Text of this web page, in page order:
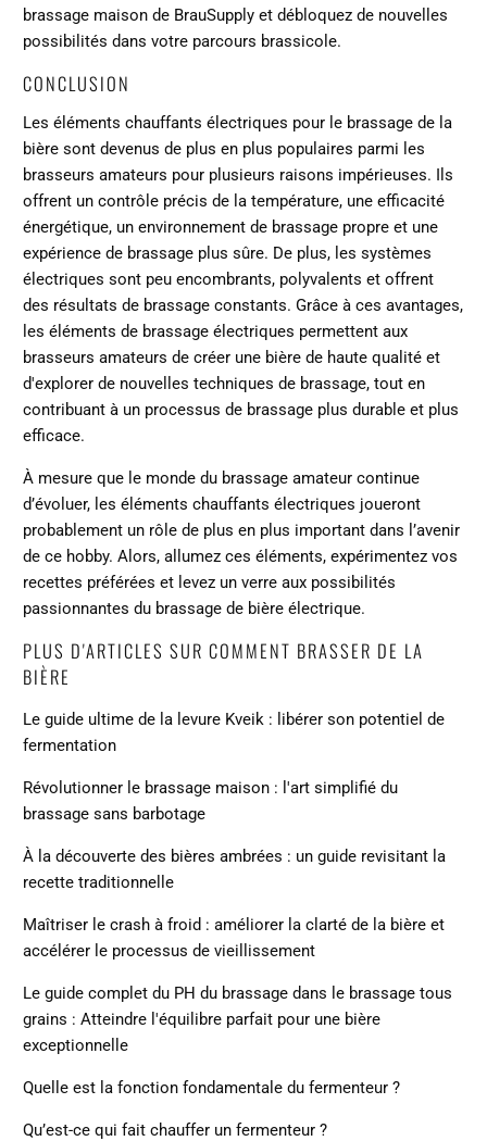
brassage maison de BrauSupply et débloquez de nouvelles
possibilités dans votre parcours brassicole.
CONCLUSION
Les éléments chauffants électriques pour le brassage de la
bière sont devenus de plus en plus populaires parmi les
brasseurs amateurs pour plusieurs raisons impérieuses. Ils
offrent un contrôle précis de la température, une efficacité
énergétique, un environnement de brassage propre et une
expérience de brassage plus sûre. De plus, les systèmes
électriques sont peu encombrants, polyvalents et offrent
des résultats de brassage constants. Grâce à ces avantages,
les éléments de brassage électriques permettent aux
brasseurs amateurs de créer une bière de haute qualité et
d'explorer de nouvelles techniques de brassage, tout en
contribuant à un processus de brassage plus durable et plus
efficace.
À mesure que le monde du brassage amateur continue
d’évoluer, les éléments chauffants électriques joueront
probablement un rôle de plus en plus important dans l’avenir
de ce hobby. Alors, allumez ces éléments, expérimentez vos
recettes préférées et levez un verre aux possibilités
passionnantes du brassage de bière électrique.
PLUS D'ARTICLES SUR COMMENT BRASSER DE LA
BIÈRE
Le guide ultime de la levure Kveik : libérer son potentiel de
fermentation
Révolutionner le brassage maison : l'art simplifié du
brassage sans barbotage
À la découverte des bières ambrées : un guide revisitant la
recette traditionnelle
Maîtriser le crash à froid : améliorer la clarté de la bière et
accélérer le processus de vieillissement
Le guide complet du PH du brassage dans le brassage tous
grains : Atteindre l'équilibre parfait pour une bière
exceptionnelle
Quelle est la fonction fondamentale du fermenteur ?
Qu’est-ce qui fait chauffer un fermenteur ?